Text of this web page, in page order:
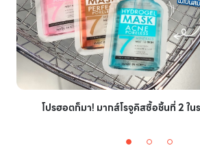
โปรฮอตก็มา! มากส์โรจูคิสซื้อชิ้นที่ 2 ใน